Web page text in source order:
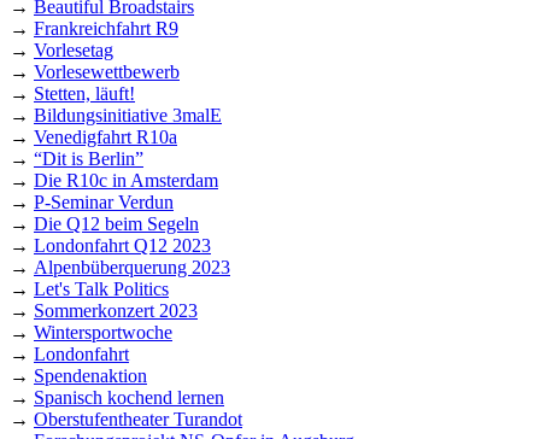
→ Beautiful Broadstairs
→ Frankreichfahrt R9
→ Vorlesetag
→ Vorlesewettbewerb
→ Stetten, läuft!
→ Bildungsinitiative 3malE
→ Venedigfahrt R10a
→ “Dit is Berlin”
→ Die R10c in Amsterdam
→ P-Seminar Verdun
→ Die Q12 beim Segeln
→ Londonfahrt Q12 2023
→ Alpenbüberquerung 2023
→ Let's Talk Politics
→ Sommerkonzert 2023
→ Wintersportwoche
→ Londonfahrt
→ Spendenaktion
→ Spanisch kochend lernen
→ Oberstufentheater Turandot